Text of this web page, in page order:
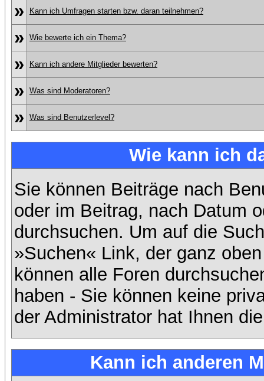
» Kann ich Umfragen starten bzw. daran teilnehmen?
» Wie bewerte ich ein Thema?
» Kann ich andere Mitglieder bewerten?
» Was sind Moderatoren?
» Was sind Benutzerlevel?
Wie kann ich
Sie können Beiträge nach
oder im Beitrag, nach Datum
durchsuchen. Um auf die
»Suchen« Link, der ganz
können alle Foren
haben - Sie können keine
der Administrator hat Ihnen
Kann ich anderen